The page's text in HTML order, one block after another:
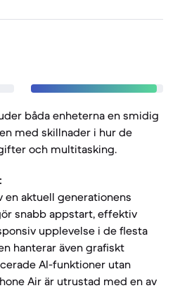
båda enheterna en smidig
med skillnader i hur de
och multitasking.
en aktuell generationens
snabb appstart, effektiv
upplevelse i de flesta
hanterar även grafiskt
AI-funktioner utan
Air är utrustad med en av